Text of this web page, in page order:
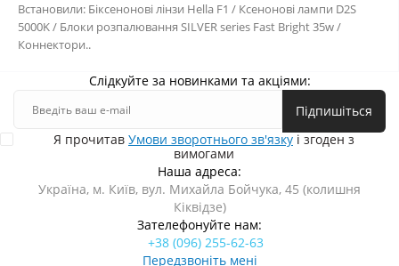
Встановили: Біксенонові лінзи Hella F1 / Ксенонові лампи D2S
5000K / Блоки розпалювання SILVER series Fast Bright 35w /
Коннектори..
Слідкуйте за новинками та акціями:
Підпишіться
Я прочитав Умови зворотнього зв'язку і згоден з
вимогами
Наша адреса:
Україна, м. Київ, вул. Михайла Бойчука, 45 (колишня
Кіквідзе)
Зателефонуйте нам:
+38 (096) 255-62-63
Передзвоніть мені